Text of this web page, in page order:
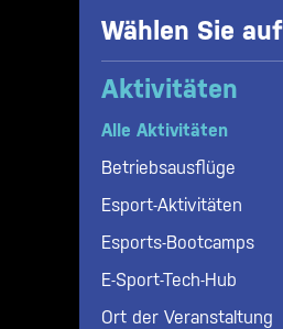
Wählen Sie auf
Aktivitäten
Alle Aktivitäten
Betriebsausflüge
Esport-Aktivitäten
Esports-Bootcamps
E-Sport-Tech-Hub
Spielen
Ort der Veranstaltung